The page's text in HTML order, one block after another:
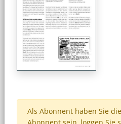
Als Abonnent haben Sie